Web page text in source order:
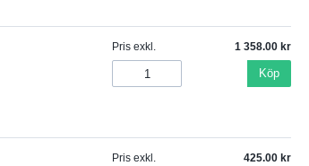
Pris exkl. 1 358.00
Köp
Pris exkl. 425.00